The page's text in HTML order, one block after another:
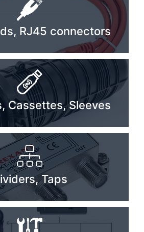
RJ45 connectors
Cassettes, Sleeves
Taps